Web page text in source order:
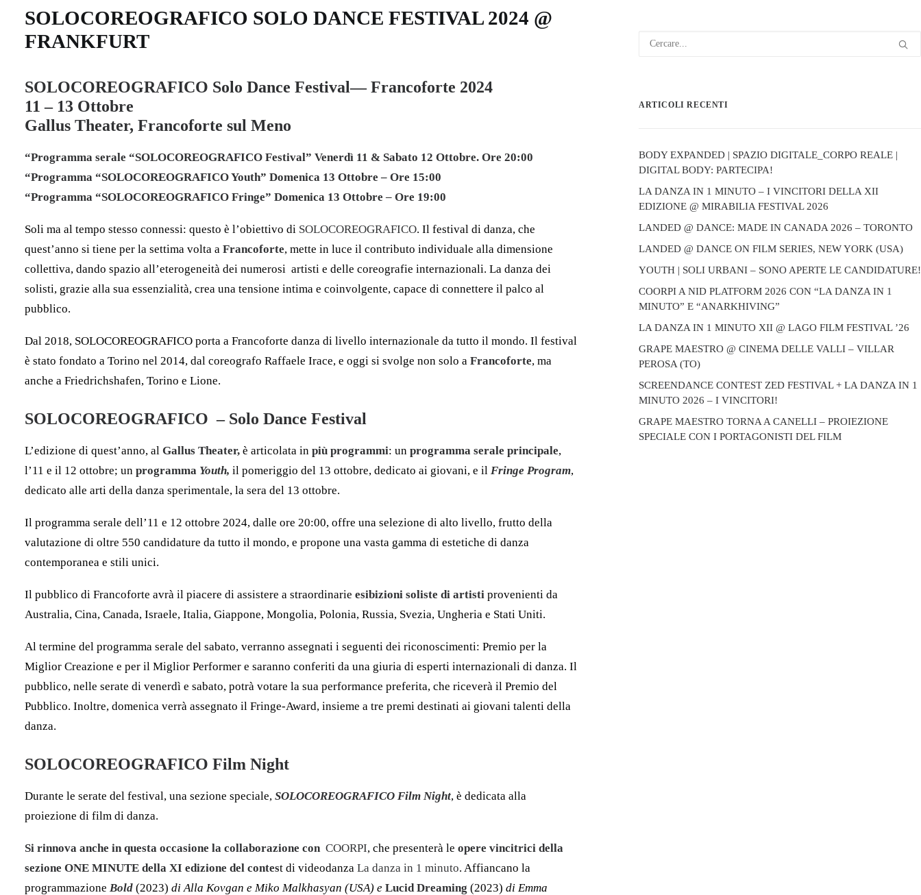
SOLOCOREOGRAFICO SOLO DANCE FESTIVAL 2024 @
FRANKFURT
SOLOCOREOGRAFICO Solo Dance Festival—Francoforte 2024
11 – 13 Ottobre
Gallus Theater, Francoforte sul Meno
“Programma serale “SOLOCOREOGRAFICO Festival” Venerdì 11 & Sabato 12 Ottobre. Ore 20:00
“Programma “SOLOCOREOGRAFICO Youth” Domenica 13 Ottobre – Ore 15:00
“Programma “SOLOCOREOGRAFICO Fringe” Domenica 13 Ottobre – Ore 19:00
Soli ma al tempo stesso connessi: questo è l’obiettivo di SOLOCOREOGRAFICO. Il festival di danza, che
quest’anno si tiene per la settima volta a Francoforte, mette in luce il contributo individuale alla dimensione
collettiva, dando spazio all’eterogeneità dei numerosi artisti e delle coreografie internazionali. La danza dei
solisti, grazie alla sua essenzialità, crea una tensione intima e coinvolgente, capace di connettere il palco al
pubblico.
Dal 2018, SOLOCOREOGRAFICO porta a Francoforte danza di livello internazionale da tutto il mondo. Il festival
è stato fondato a Torino nel 2014, dal coreografo Raffaele Irace, e oggi si svolge non solo a Francoforte, ma
anche a Friedrichshafen, Torino e Lione.
SOLOCOREOGRAFICO – Solo Dance Festival
L’edizione di quest’anno, al Gallus Theater, è articolata in più programmi: un programma serale principale,
l’11 e il 12 ottobre; un programma Youth, il pomeriggio del 13 ottobre, dedicato ai giovani, e il Fringe Program,
dedicato alle arti della danza sperimentale, la sera del 13 ottobre.
Il programma serale dell’11 e 12 ottobre 2024, dalle ore 20:00, offre una selezione di alto livello, frutto della
valutazione di oltre 550 candidature da tutto il mondo, e propone una vasta gamma di estetiche di danza
contemporanea e stili unici.
Il pubblico di Francoforte avrà il piacere di assistere a straordinarie esibizioni soliste di artisti provenienti da
Australia, Cina, Canada, Israele, Italia, Giappone, Mongolia, Polonia, Russia, Svezia, Ungheria e Stati Uniti.
Al termine del programma serale del sabato, verranno assegnati i seguenti dei riconoscimenti: Premio per la
Miglior Creazione e per il Miglior Performer e saranno conferiti da una giuria di esperti internazionali di danza. Il
pubblico, nelle serate di venerdì e sabato, potrà votare la sua performance preferita, che riceverà il Premio del
Pubblico. Inoltre, domenica verrà assegnato il Fringe-Award, insieme a tre premi destinati ai giovani talenti della
danza.
SOLOCOREOGRAFICO Film Night
Durante le serate del festival, una sezione speciale, SOLOCOREOGRAFICO Film Night, è dedicata alla
proiezione di film di danza.
Si rinnova anche in questa occasione la collaborazione con COORPI, che presenterà le opere vincitrici della
sezione ONE MINUTE della XI edizione del contest di videodanza La danza in 1 minuto. Affiancano la
programmazione Bold (2023) diAlla Kovgan e Miko Malkhasyan (USA) e Lucid Dreaming (2023) di Emma
ARTICOLI RECENTI
BODY EXPANDED | SPAZIO DIGITALE_CORPO REALE |
DIGITAL BODY: PARTECIPA!
LA DANZA IN 1 MINUTO – I VINCITORI DELLA XII
EDIZIONE @ MIRABILIA FESTIVAL 2026
LANDED @ DANCE: MADE IN CANADA 2026 – TORONTO
LANDED @ DANCE ON FILM SERIES, NEW YORK (USA)
YOUTH | SOLI URBANI – SONO APERTE LE CANDIDATURE!
COORPI A NID PLATFORM 2026 CON “LA DANZA IN 1
MINUTO” E “ANARKHIVING”
LA DANZA IN 1 MINUTO XII @ LAGO FILM FESTIVAL ’26
GRAPE MAESTRO @ CINEMA DELLE VALLI – VILLAR
PEROSA (TO)
SCREENDANCE CONTEST ZED FESTIVAL + LA DANZA IN 1
MINUTO 2026 – I VINCITORI!
GRAPE MAESTRO TORNA A CANELLI – PROIEZIONE
SPECIALE CON I PORTAGONISTI DEL FILM